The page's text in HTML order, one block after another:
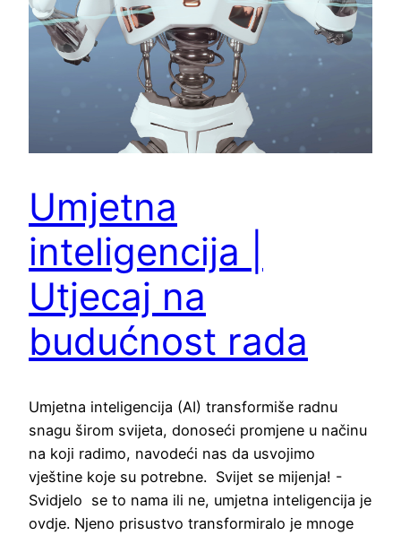
Umjetna
inteligencija |
Utjecaj na
budućnost rada
Umjetna inteligencija (AI) transformiše radnu
snagu širom svijeta, donoseći promjene u načinu
na koji radimo, navodeći nas da usvojimo
vještine koje su potrebne. Svijet se mijenja! -
Svidjelo se to nama ili ne, umjetna inteligencija je
ovdje. Njeno prisustvo transformiralo je mnoge